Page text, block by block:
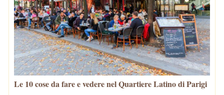
Le 10 cose da fare e vedere nel Quartiere Latino di Parigi